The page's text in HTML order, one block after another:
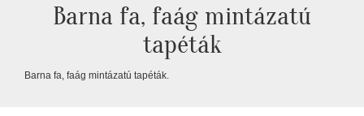
Barna fa, faág mintázatú
tapéták
Barna fa, faág mintázatú tapéták.